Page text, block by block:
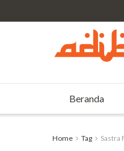
Beranda
Home Tag Sastra